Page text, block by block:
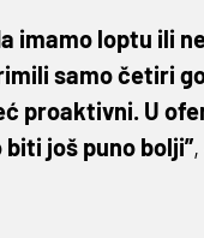
imamo loptu ili
samo četiri
proaktivni. U
još puno bolji”,